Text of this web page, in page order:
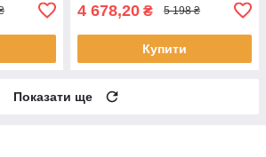
4 678,20 ₴ 5 198 ₴
Купити
Показати ще